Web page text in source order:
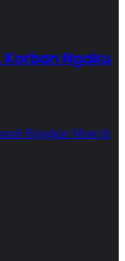
Korban Ngaku